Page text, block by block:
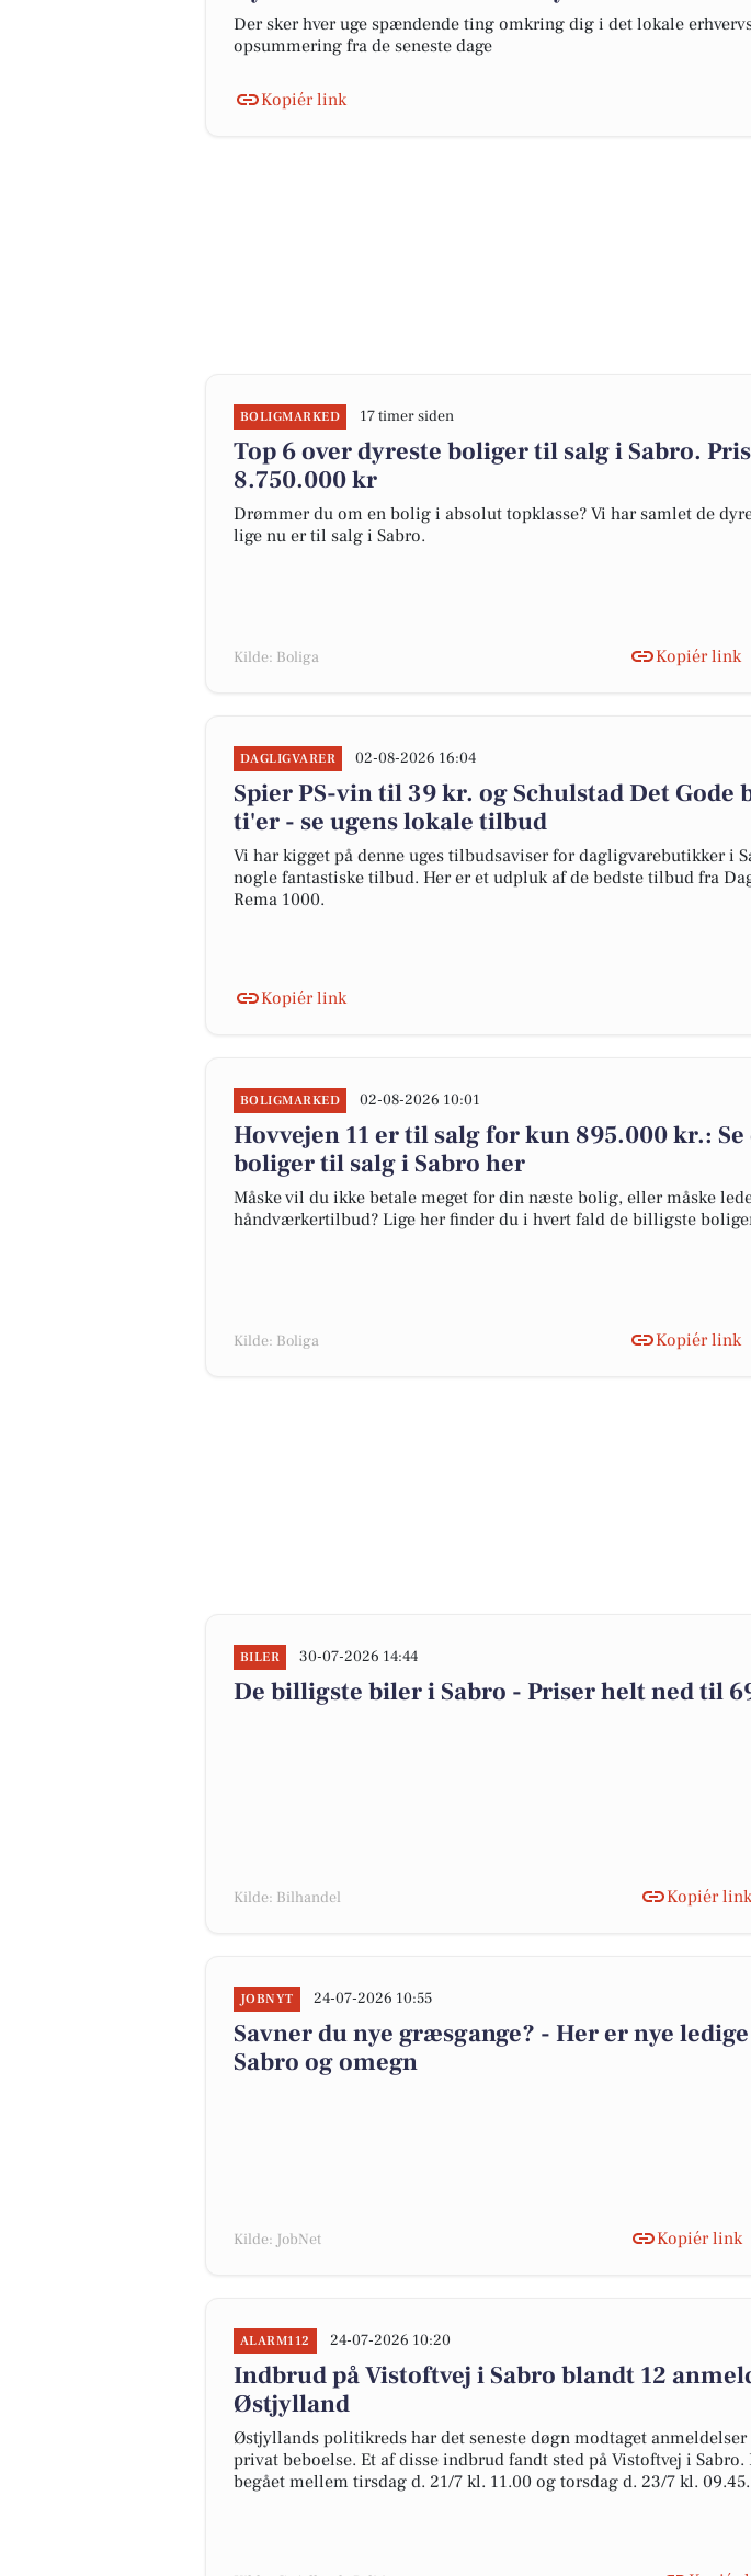
Der sker hver uge spændende ting omkring dig i det lokale
opsummering fra de seneste dage
Kopiér link
BOLIGMARKED 17 timer siden
Top 6 over dyreste boliger til salg i Sabro.
8.750.000 kr
Drømmer du om en bolig i absolut topklasse? Vi har samlet de
lige nu er til salg i Sabro.
Kilde: Boliga Kopiér link
DAGLIGVARER 02-08-2026 16:04
Spier PS-vin til 39 kr. og Schulstad Det Gode
ti'er - se ugens lokale tilbud
Vi har kigget på denne uges tilbudsaviser for dagligvarebutikker i
nogle fantastiske tilbud. Her er et udpluk af de bedste tilbud fra
Rema 1000.
Kopiér link
BOLIGMARKED 02-08-2026 10:01
Hovvejen 11 er til salg for kun 895.000 kr.:
boliger til salg i Sabro her
Måske vil du ikke betale meget for din næste bolig, eller måske
håndværkertilbud? Lige her finder du i hvert fald de billigste
Kilde: Boliga Kopiér link
BILER 30-07-2026 14:44
De billigste biler i Sabro - Priser helt ned til
Kilde: Bilhandel Kopiér link
JOBNYT 24-07-2026 10:55
Savner du nye græsgange? - Her er nye
Sabro og omegn
Kilde: JobNet Kopiér link
ALARM112 24-07-2026 10:20
Indbrud på Vistoftvej i Sabro blandt 12
Østjylland
Østjyllands politikreds har det seneste døgn modtaget
privat beboelse. Et af disse indbrud fandt sted på Vistoftvej i
begået mellem tirsdag d. 21/7 kl. 11.00 og torsdag d. 23/7 kl. 09.45.